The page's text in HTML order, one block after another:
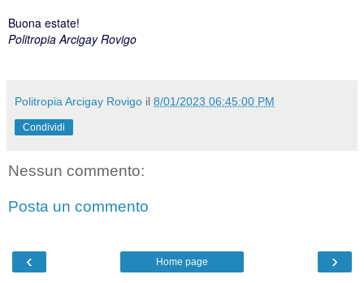
Buona estate!
Politropia Arcigay Rovigo
Politropia Arcigay Rovigo il 8/01/2023 06:45:00 PM
Condividi
Nessun commento:
Posta un commento
‹ ›
Home page